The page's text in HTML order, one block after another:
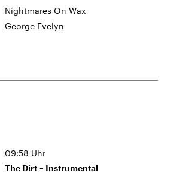
Nightmares On Wax
George Evelyn
09:58 Uhr
The Dirt – Instrumental